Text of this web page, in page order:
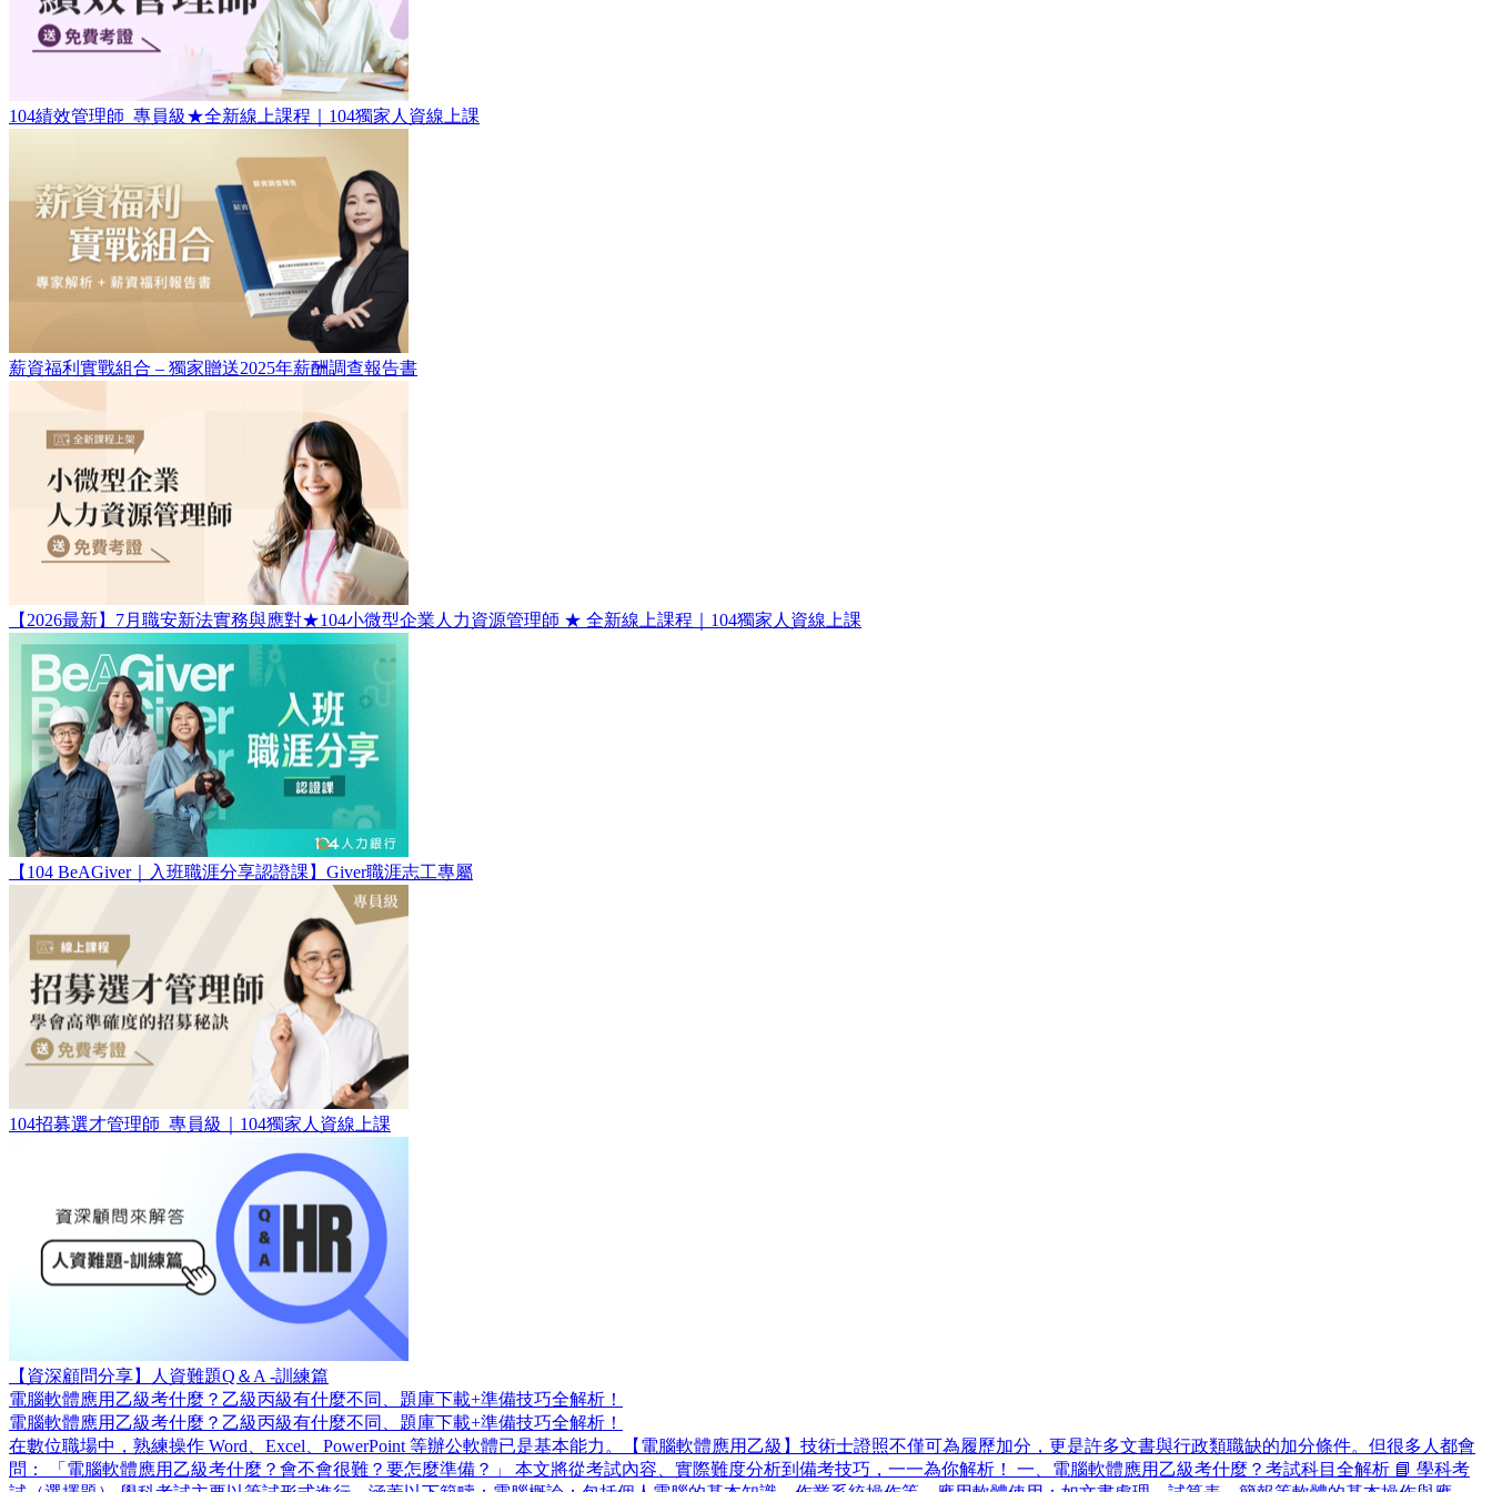
104績效管理師​_專員級★全新線上課程｜104獨家人資線上課
薪資福利實戰組合 – 獨家贈送2025年薪酬調查報告書
【2026最新】7月職安新法實務與應對★104小微型企業人力資源管理師​ ★ 全新線上課程｜104獨家人資線上課
【104 BeAGiver｜入班職涯分享認證課】Giver職涯志工專屬
104招募選才管理師_專員級｜104獨家人資線上課
【資深顧問分享】人資難題Q＆A -訓練篇
電腦軟體應用乙級考什麼？乙級丙級有什麼不同、題庫下載+準備技巧全解析！
電腦軟體應用乙級考什麼？乙級丙級有什麼不同、題庫下載+準備技巧全解析！
在數位職場中，熟練操作 Word、Excel、PowerPoint 等辦公軟體已是基本能力。【電腦軟體應用乙級】技術士證照不僅可為履歷加分，更是許多文書與行政類職缺的加分條件。但很多人都會
問： 「電腦軟體應用乙級考什麼？會不會很難？要怎麼準備？」 本文將從考試內容、實際難度分析到備考技巧，一一為你解析！ 一、電腦軟體應用乙級考什麼？考試科目全解析 📘 學科考